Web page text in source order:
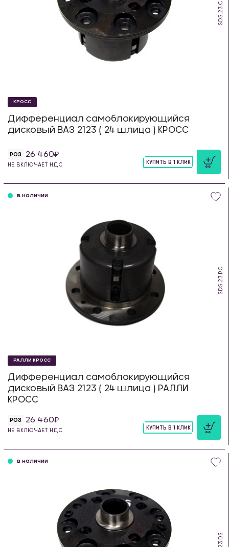
SDS.23.C
КРОСС
Дифференциал самоблокирующийся
дисковый ВАЗ 2123 ( 24 шлица ) КРОСС
РОЗ 26 460
НЕ ВКЛЮЧАЕТ НДС
КУПИТЬ В 1 КЛИК
SDS.23.RC
в наличии
РАЛЛИ КРОСС
Дифференциал самоблокирующийся
дисковый ВАЗ 2123 ( 24 шлица ) РАЛЛИ
КРОСС
РОЗ 26 460
НЕ ВКЛЮЧАЕТ НДС
КУПИТЬ В 1 КЛИК
в наличии